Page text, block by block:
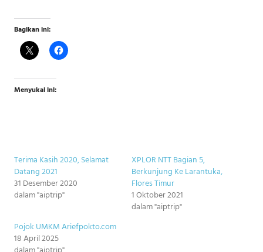
Bagikan ini:
Menyukai ini:
Terima Kasih 2020, Selamat
Datang 2021
31 Desember 2020
dalam "aiptrip"
XPLOR NTT Bagian 5,
Berkunjung Ke Larantuka,
Flores Timur
1 Oktober 2021
dalam "aiptrip"
Pojok UMKM Ariefpokto.com
18 April 2025